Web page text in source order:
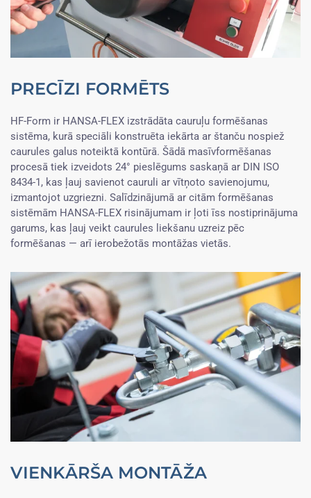
PRECĪZI FORMĒTS
HF-Form ir HANSA-FLEX izstrādāta cauruļu formēšanas
sistēma, kurā speciāli konstruēta iekārta ar štanču nospiež
caurules galus noteiktā kontūrā. Šādā masīvformēšanas
procesā tiek izveidots 24° pieslēgums saskaņā ar DIN ISO
8434-1, kas ļauj savienot cauruli ar vītņoto savienojumu,
izmantojot uzgriezni. Salīdzinājumā ar citām formēšanas
sistēmām HANSA-FLEX risinājumam ir ļoti īss nostiprinājuma
garums, kas ļauj veikt caurules liekšanu uzreiz pēc
formēšanas — arī ierobežotās montāžas vietās.
VIENKĀRŠA MONTĀŽA